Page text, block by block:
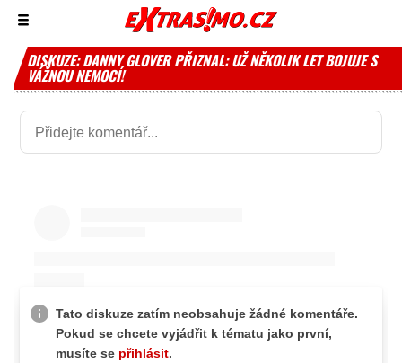
Zobrazit/skrýt
DISKUZE: DANNY GLOVER PŘIZNAL: UŽ NĚKOLIK LET BOJUJE S
VÁŽNOU NEMOCÍ!